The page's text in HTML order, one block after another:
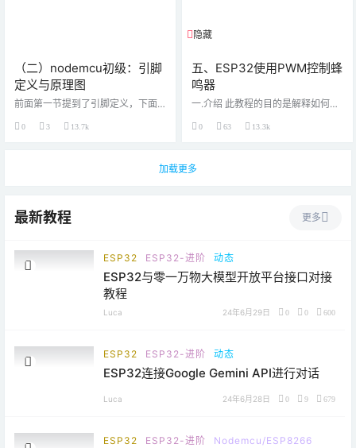
器，它将返回给客户端请求。 由于
micro sd…
（二）nodemcu初级：引脚
定义与原理图
前面第一节提到了引脚定义，下面
图，在编程过程中，学会看功能图
0 3 13.7k
隐藏
五、ESP32使用PWM控制蜂
鸣器
一.介绍 此教程的目的是解释如何使
器，由于 ESP32的Arduino库尚未
元器件清单 ESP32开发板 一个蜂鸣
将设置初始频率（虽然我们将在代
0 63 13.3k
加载更多
最新教程 更多
ESP32 ESP32-进阶 动态
ESP32与零一万物大模型开放平台接口对接
教程
Luca 24年6月29日 0 0 600
ESP32 ESP32-进阶 动态
ESP32连接Google Gemini API进行对话
Luca 24年6月28日 0 9 679
ESP32 ESP32-进阶
Nodemcu/ESP8266